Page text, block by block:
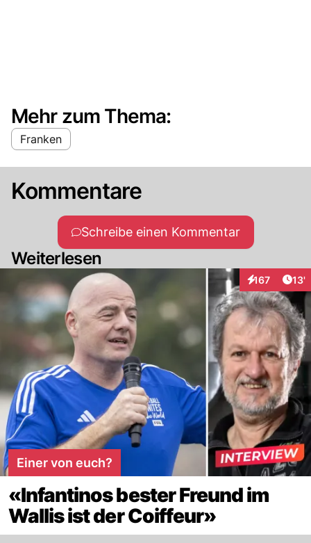
Mehr zum Thema:
Franken
Kommentare
Schreibe einen Kommentar
Weiterlesen
167
Interaktionen
13'
Einer von euch?
«Infantinos bester Freund im
Wallis ist der Coiffeur»